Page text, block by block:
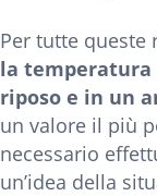
Per tutte queste
la temperatura
riposo e in un
un valore il più
necessario
un’idea della